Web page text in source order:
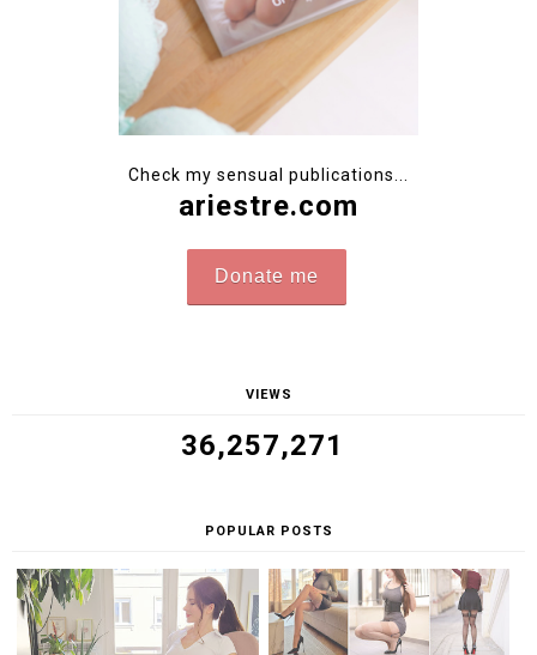
Check my sensual publications...
ariestre.com
Donate me
VIEWS
36,257,271
POPULAR POSTS